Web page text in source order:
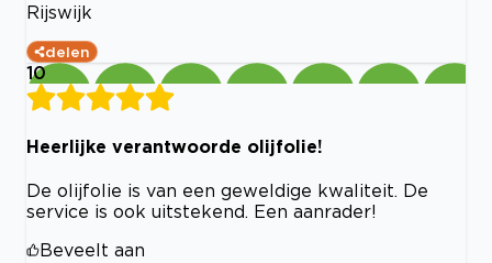
Rijswijk
delen
10
Heerlijke verantwoorde olijfolie!
De olijfolie is van een geweldige kwaliteit. De
service is ook uitstekend. Een aanrader!
Beveelt aan